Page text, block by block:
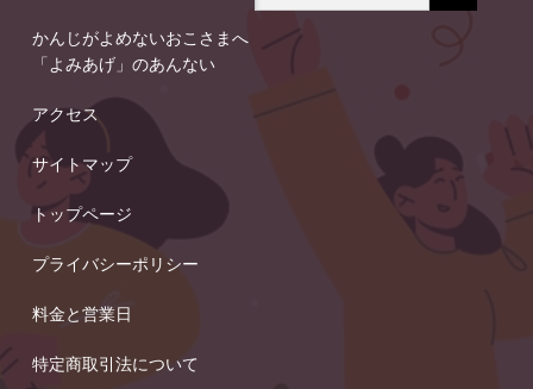
かんじがよめないおこさまへ
「よみあげ」のあんない
アクセス
サイトマップ
トップページ
プライバシーポリシー
料金と営業日
特定商取引法について